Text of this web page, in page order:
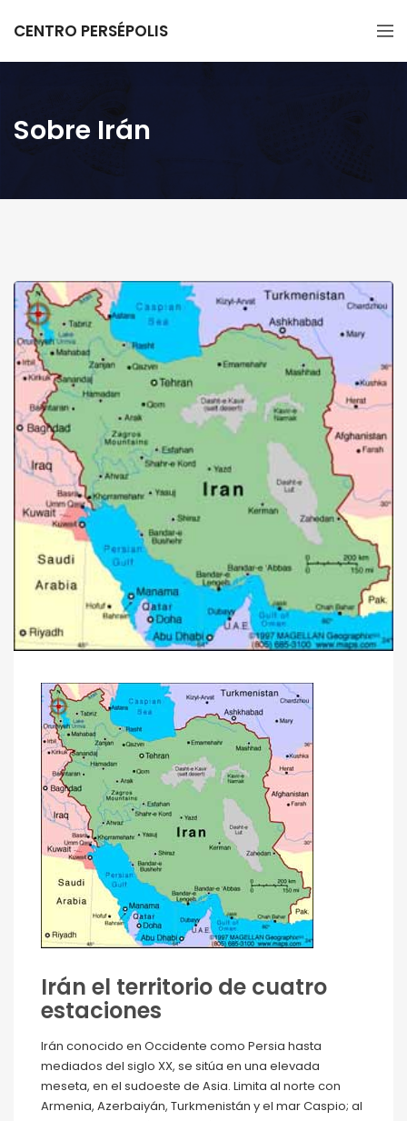
CENTRO PERSÉPOLIS
Sobre Irán
Irán el territorio de cuatro
estaciones
Irán conocido en Occidente como Persia hasta
mediados del siglo XX, se sitúa en una elevada
meseta, en el sudoeste de Asia. Limita al norte con
Armenia, Azerbaiyán, Turkmenistán y el mar Caspio; al